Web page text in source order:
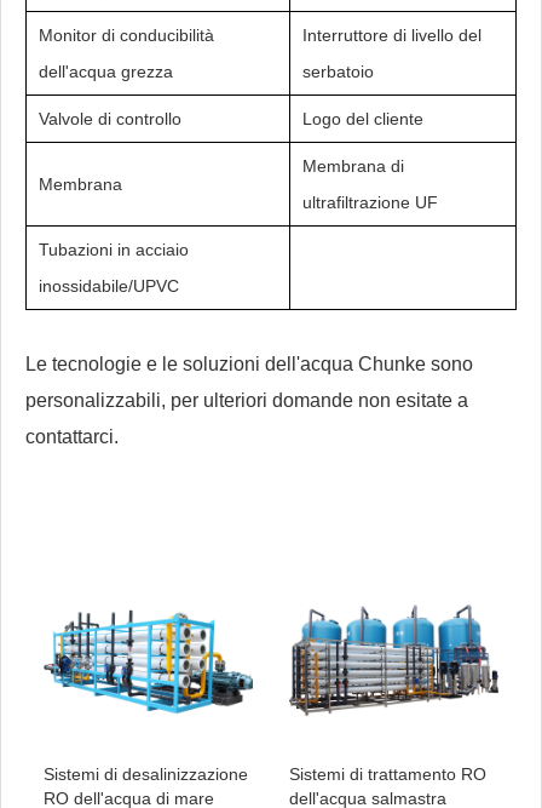
Monitor di conducibilità
dell'acqua grezza
Interruttore di livello del
serbatoio
Valvole di controllo Logo del cliente
Membrana
Membrana di
ultrafiltrazione UF
Tubazioni in acciaio
inossidabile/UPVC
Le tecnologie e le soluzioni dell'acqua Chunke sono
personalizzabili, per ulteriori domande non esitate a
contattarci.
Sistemi di desalinizzazione
RO dell'acqua di mare
Sistemi di trattamento RO
dell'acqua salmastra